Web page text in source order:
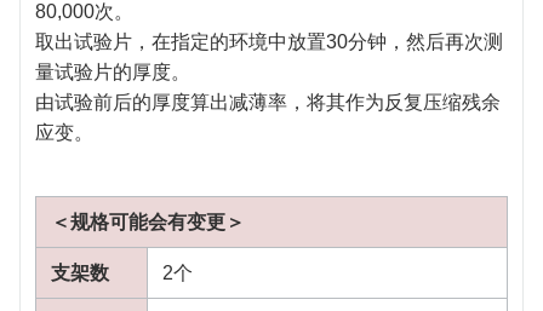
80,000次。
取出试验片，在指定的环境中放置30分钟，然后再次测
量试验片的厚度。
由试验前后的厚度算出减薄率，将其作为反复压缩残余
应变。
＜规格可能会有变更＞
支架数 2个